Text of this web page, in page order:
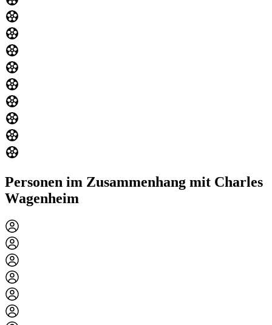
Personen im Zusammenhang mit Charles
Wagenheim